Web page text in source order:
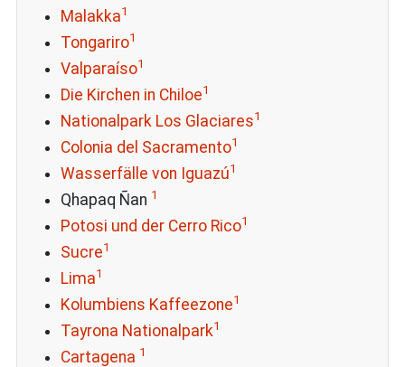
Malakka1
Tongariro1
Valparaíso1
Die Kirchen in Chiloe1
Nationalpark Los Glaciares1
Colonia del Sacramento1
Wasserfälle von Iguazú1
Qhapaq Ñan 1
Potosi und der Cerro Rico1
Sucre1
Lima1
Kolumbiens Kaffeezone1
Tayrona Nationalpark1
Cartagena 1